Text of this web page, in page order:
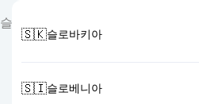
슬
🇸🇰슬로바키아
🇸🇮슬로베니아